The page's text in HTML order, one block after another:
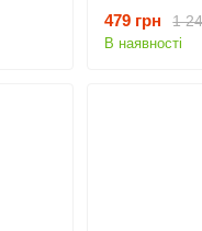
1
479 грн
В наявності